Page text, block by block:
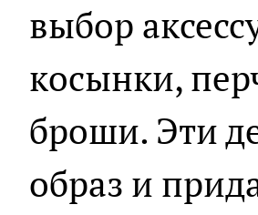
выбор
косынки,
броши. Эти
образ и